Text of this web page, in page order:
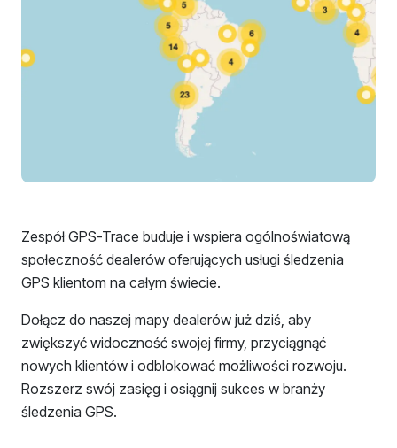
Zespół GPS-Trace buduje i wspiera ogólnoświatową
społeczność dealerów oferujących usługi śledzenia
GPS klientom na całym świecie.
Dołącz do naszej mapy dealerów już dziś, aby
zwiększyć widoczność swojej firmy, przyciągnąć
nowych klientów i odblokować możliwości rozwoju.
Rozszerz swój zasięg i osiągnij sukces w branży
śledzenia GPS.